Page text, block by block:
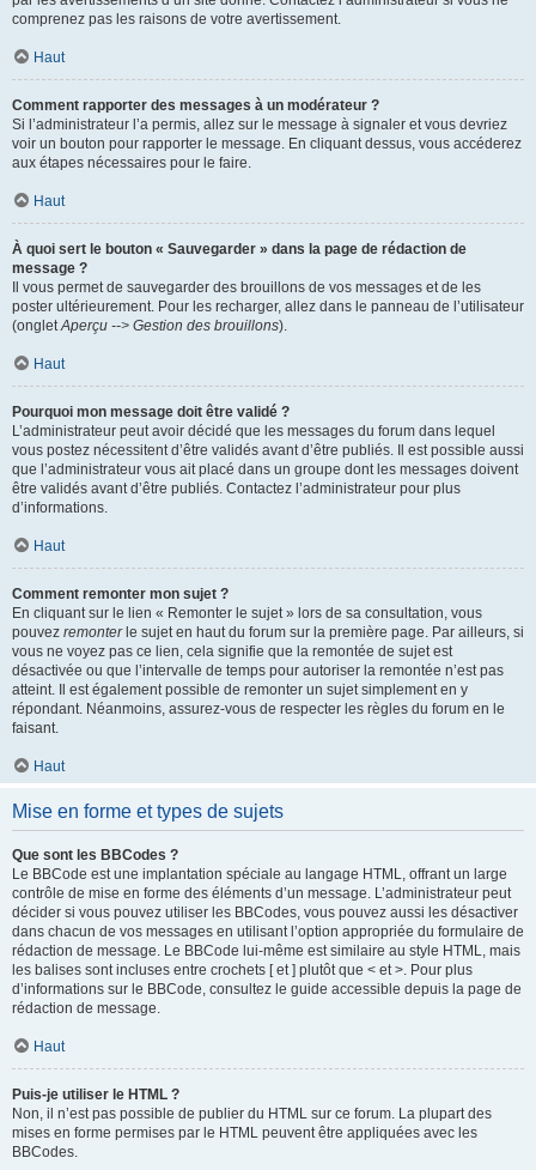
comprenez pas les raisons de votre avertissement.
Haut
Comment rapporter des messages à un modérateur ?
Si l’administrateur l’a permis, allez sur le message à signaler et vous devriez
voir un bouton pour rapporter le message. En cliquant dessus, vous accéderez
aux étapes nécessaires pour le faire.
Haut
À quoi sert le bouton « Sauvegarder » dans la page de rédaction de
message ?
Il vous permet de sauvegarder des brouillons de vos messages et de les
poster ultérieurement. Pour les recharger, allez dans le panneau de l’utilisateur
(ongletAperçu --> Gestion des brouillons).
Haut
Pourquoi mon message doit être validé ?
L’administrateur peut avoir décidé que les messages du forum dans lequel
vous postez nécessitent d’être validés avant d’être publiés. Il est possible aussi
que l’administrateur vous ait placé dans un groupe dont les messages doivent
être validés avant d’être publiés. Contactez l’administrateur pour plus
d’informations.
Haut
Comment remonter mon sujet ?
En cliquant sur le lien « Remonter le sujet » lors de sa consultation, vous
pouvez remonterle sujet en haut du forum sur la première page. Par ailleurs, si
vous ne voyez pas ce lien, cela signifie que la remontée de sujet est
désactivée ou que l’intervalle de temps pour autoriser la remontée n’est pas
atteint. Il est également possible de remonter un sujet simplement en y
répondant. Néanmoins, assurez-vous de respecter les règles du forum en le
faisant.
Haut
Mise en forme et types de sujets
Que sont les BBCodes ?
Le BBCode est une implantation spéciale au langage HTML, offrant un large
contrôle de mise en forme des éléments d’un message. L’administrateur peut
décider si vous pouvez utiliser les BBCodes, vous pouvez aussi les désactiver
dans chacun de vos messages en utilisant l’option appropriée du formulaire de
rédaction de message. Le BBCode lui-même est similaire au style HTML, mais
les balises sont incluses entre crochets [ et ] plutôt que < et >. Pour plus
d’informations sur le BBCode, consultez le guide accessible depuis la page de
rédaction de message.
Haut
Puis-je utiliser le HTML ?
Non, il n’est pas possible de publier du HTML sur ce forum. La plupart des
mises en forme permises par le HTML peuvent être appliquées avec les
BBCodes.